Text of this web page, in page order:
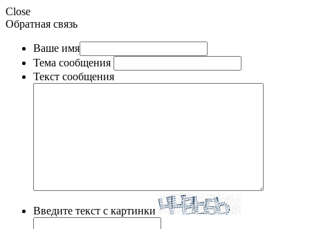
Close
Обратная связь
Ваше имя
Тема сообщения
Текст сообщения
Введите текст с картинки